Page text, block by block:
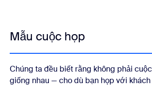
Mẫu cuộc họp
Chúng ta đều biết rằng không phải
giống nhau — cho dù bạn họp với